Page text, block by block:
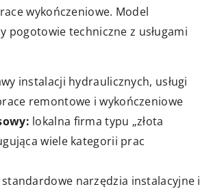
wykończeniowe. Model
pogotowie techniczne z usługami
instalacji hydraulicznych, usługi
remontowe i wykończeniowe
lokalna firma typu „złota
wiele kategorii prac
standardowe narzędzia instalacyjne i